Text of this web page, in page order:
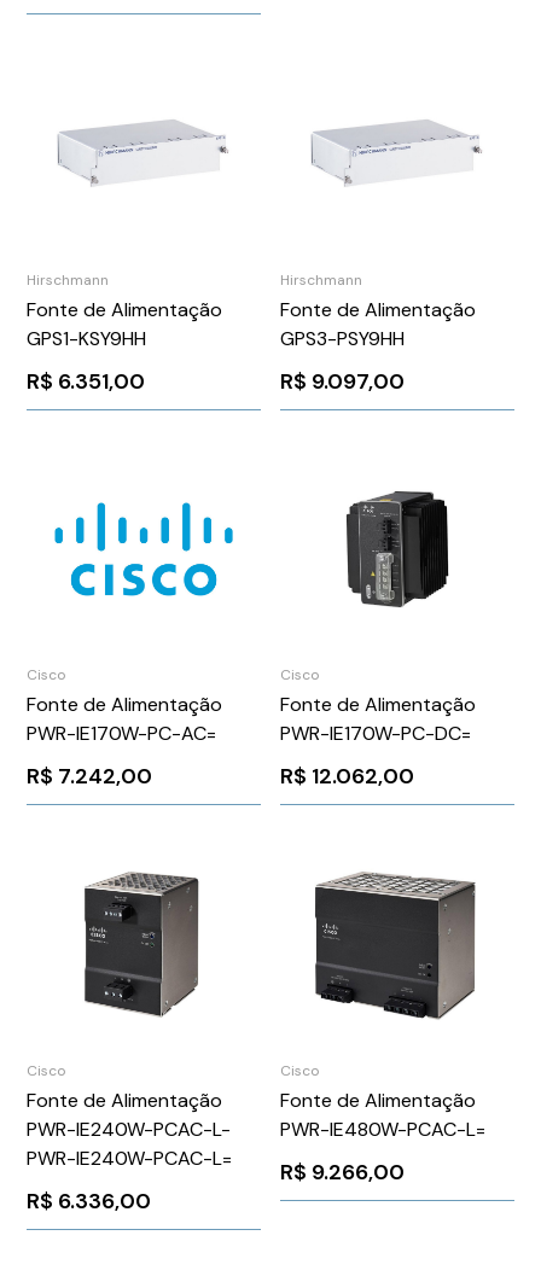
Hirschmann
Fonte de Alimentação
GPS1-KSY9HH
R$ 6.351,00
Hirschmann
Fonte de Alimentação
GPS3-PSY9HH
R$ 9.097,00
Cisco
Fonte de Alimentação
PWR-IE170W-PC-AC=
R$ 7.242,00
Cisco
Fonte de Alimentação
PWR-IE170W-PC-DC=
R$ 12.062,00
Cisco
Fonte de Alimentação
PWR-IE240W-PCAC-L-
PWR-IE240W-PCAC-L=
R$ 6.336,00
Cisco
Fonte de Alimentação
PWR-IE480W-PCAC-L=
R$ 9.266,00